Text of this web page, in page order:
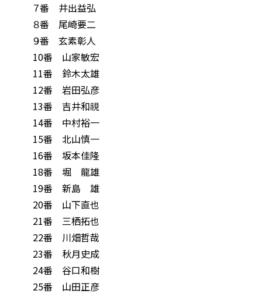
７番 井出益弘
８番 尾崎要二
９番 玄素彰人
10番 山家敏宏
11番 鈴木太雄
12番 岩田弘彦
13番 吉井和視
14番 中村裕一
15番 北山慎一
16番 坂本佳隆
18番 堀 龍雄
19番 新島 雄
20番 山下直也
21番 三栖拓也
22番 川畑哲哉
23番 秋月史成
24番 谷口和樹
25番 山田正彦